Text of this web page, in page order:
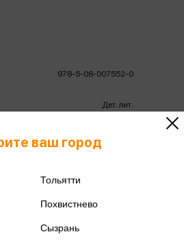
978-5-08-007552-0
Дет. лит.
ваш город
Тольятти
Похвистнево
Сызрань